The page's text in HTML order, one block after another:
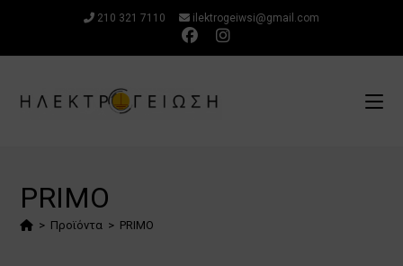
περιεχόμενο
210 321 7110 ilektrogeiwsi@gmail.com
PRIMO
> Προϊόντα > PRIMO